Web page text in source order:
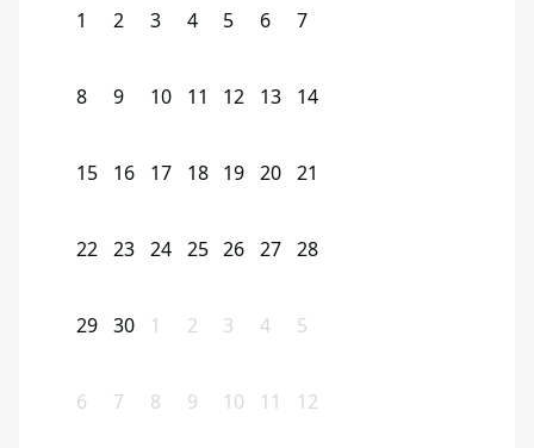
1 2 3 4 5 6 7
8 9 10 11 12 13 14
15 16 17 18 19 20 21
22 23 24 25 26 27 28
29 30 1 2 3 4 5
6 7 8 9 10 11 12